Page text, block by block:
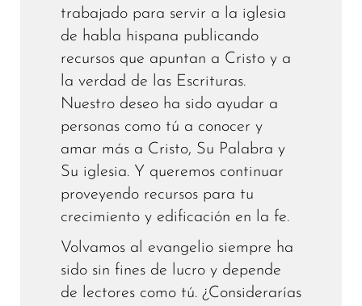
trabajado para servir a la iglesia
de habla hispana publicando
recursos que apuntan a Cristo y a
la verdad de las Escrituras.
Nuestro deseo ha sido ayudar a
personas como tú a conocer y
amar más a Cristo, Su Palabra y
Su iglesia. Y queremos continuar
proveyendo recursos para tu
crecimiento y edificación en la fe.
Volvamos al evangelio siempre ha
sido sin fines de lucro y depende
de lectores como tú. ¿Considerarías